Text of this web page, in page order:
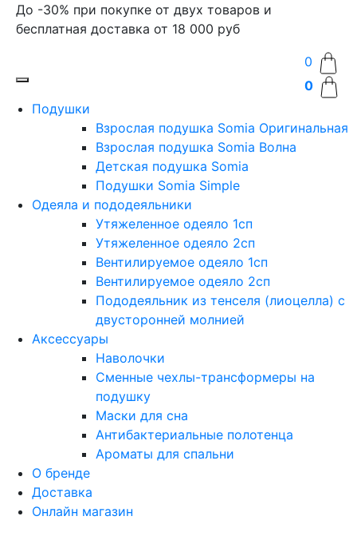
До -30% при покупке от двух товаров и
бесплатная доставка от 18 000 руб
0
0
Подушки
Взрослая подушка Somia Оригинальная
Взрослая подушка Somia Волна
Детская подушка Somia
Подушки Somia Simple
Одеяла и пододеяльники
Утяжеленное одеяло 1сп
Утяжеленное одеяло 2сп
Вентилируемое одеяло 1сп
Вентилируемое одеяло 2сп
Пододеяльник из тенселя (лиоцелла) с
двусторонней молнией
Аксессуары
Наволочки
Сменные чехлы-трансформеры на
подушку
Маски для сна
Антибактериальные полотенца
Ароматы для спальни
О бренде
Доставка
Онлайн магазин